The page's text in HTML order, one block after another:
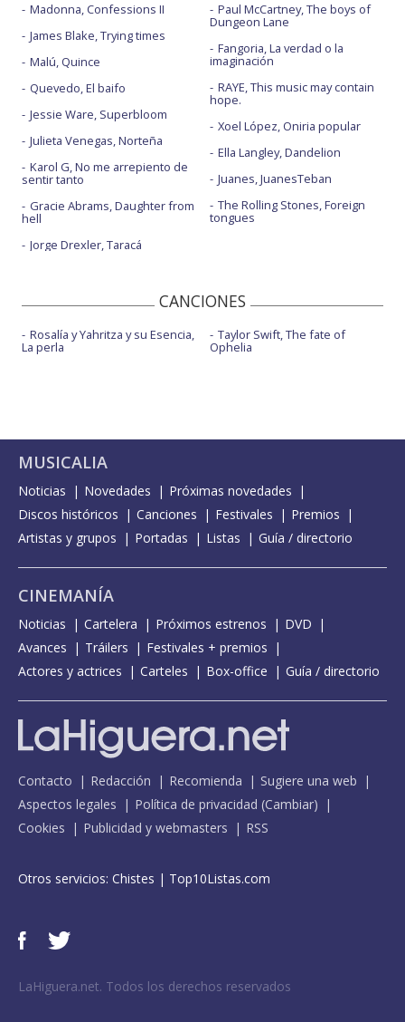
Madonna, Confessions II
James Blake, Trying times
Malú, Quince
Quevedo, El baifo
Jessie Ware, Superbloom
Julieta Venegas, Norteña
Karol G, No me arrepiento de
sentir tanto
Gracie Abrams, Daughter from
hell
Jorge Drexler, Taracá
Paul McCartney, The boys of
Dungeon Lane
Fangoria, La verdad o la
imaginación
RAYE, This music may contain
hope.
Xoel López, Oniria popular
Ella Langley, Dandelion
Juanes, JuanesTeban
The Rolling Stones, Foreign
tongues
CANCIONES
Rosalía y Yahritza y su Esencia,
La perla
Taylor Swift, The fate of
Ophelia
MUSICALIA
Noticias Novedades
Próximas novedades
Discos históricos
Canciones Festivales
Premios
Artistas y grupos
Portadas Listas Guía / directorio
CINEMANÍA
Noticias Cartelera Próximos estrenos
DVD
Avances
Tráilers
Festivales + premios
Actores y actrices
Carteles Box-office Guía / directorio
Contacto Redacción Recomienda
Sugiere una web
Aspectos legales
Política de privacidad (Cambiar)
Cookies
Publicidad y webmasters RSS
Otros servicios: Chistes | Top10Listas.com
LaHiguera.net. Todos los derechos reservados